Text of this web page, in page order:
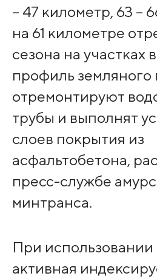
– 47 километр, 63 –
на 61 километре
сезона на участках
профиль земляного
отремонтируют
трубы и выполнят
слоев покрытия из
асфальтобетона,
пресс-службе
минтранса.
При
активная